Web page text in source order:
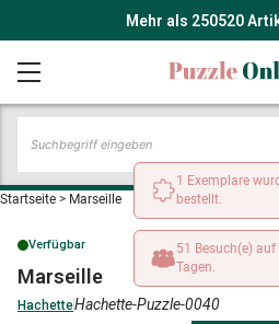
Mehr als 250520
Startseite > Marseille
Verfügbar
Marseille
HachetteHachette-Puzzle-0040
1 Exemplare
bestellt.
51 Besuch(e)
Tagen.